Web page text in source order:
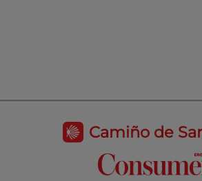
Camiño de